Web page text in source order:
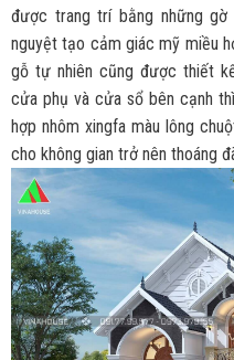
được trang trí bằng những
nguyệt tạo cảm giác mỹ miều
gỗ tự nhiên cũng được thiết
cửa phụ và cửa sổ bên cạnh
hợp nhôm xingfa màu lông
cho không gian trở nên thoáng